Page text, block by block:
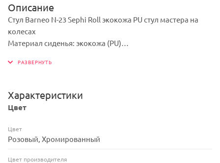
Описание
Стул Barneo N-23 Sephi Roll экокожа PU стул мастера на
колесах
Материал сиденья: экокожа (PU)
Кресло снабжено поворотно-подъемным механизмом
Размеры сиденья внутренние Ш*Г, мм.: 470*420
Размеры стула общие Ш*Г, мм.: 490*570
Высота стула общая, мм.: 800-920
Диаметр крестовины, мм.: 540
Характеристики
Цвет
Цвет
Розовый, Хромированный
Цвет производителя